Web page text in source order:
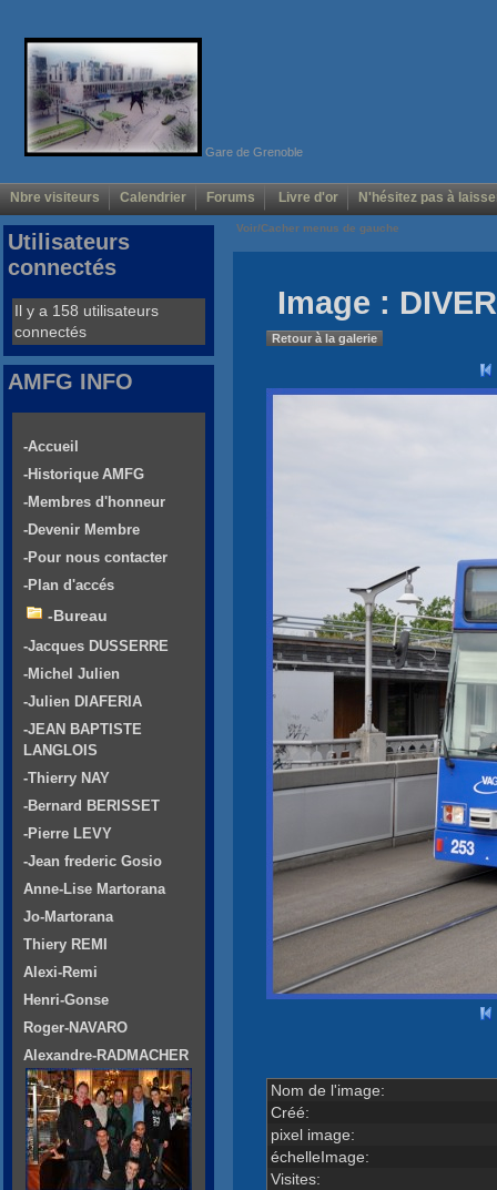
Gare de Grenoble
Nbre visiteurs Calendrier Forums Livre d'or N'hésitez pas à
Voir/Cacher menus de gauche
Image :
Retour à la galerie
Nom de l'image:
Créé:
pixel image:
échelleImage:
Visites:
Utilisateurs
connectés
Il y a 158 utilisateurs
connectés
AMFG INFO
-Accueil
-Historique AMFG
-Membres d'honneur
-Devenir Membre
-Pour nous contacter
-Plan d'accés
-Bureau
-Jacques DUSSERRE
-Michel Julien
-Julien DIAFERIA
-JEAN BAPTISTE
LANGLOIS
-Thierry NAY
-Bernard BERISSET
-Pierre LEVY
-Jean frederic Gosio
Anne-Lise Martorana
Jo-Martorana
Thiery REMI
Alexi-Remi
Henri-Gonse
Roger-NAVARO
Alexandre-RADMACHER